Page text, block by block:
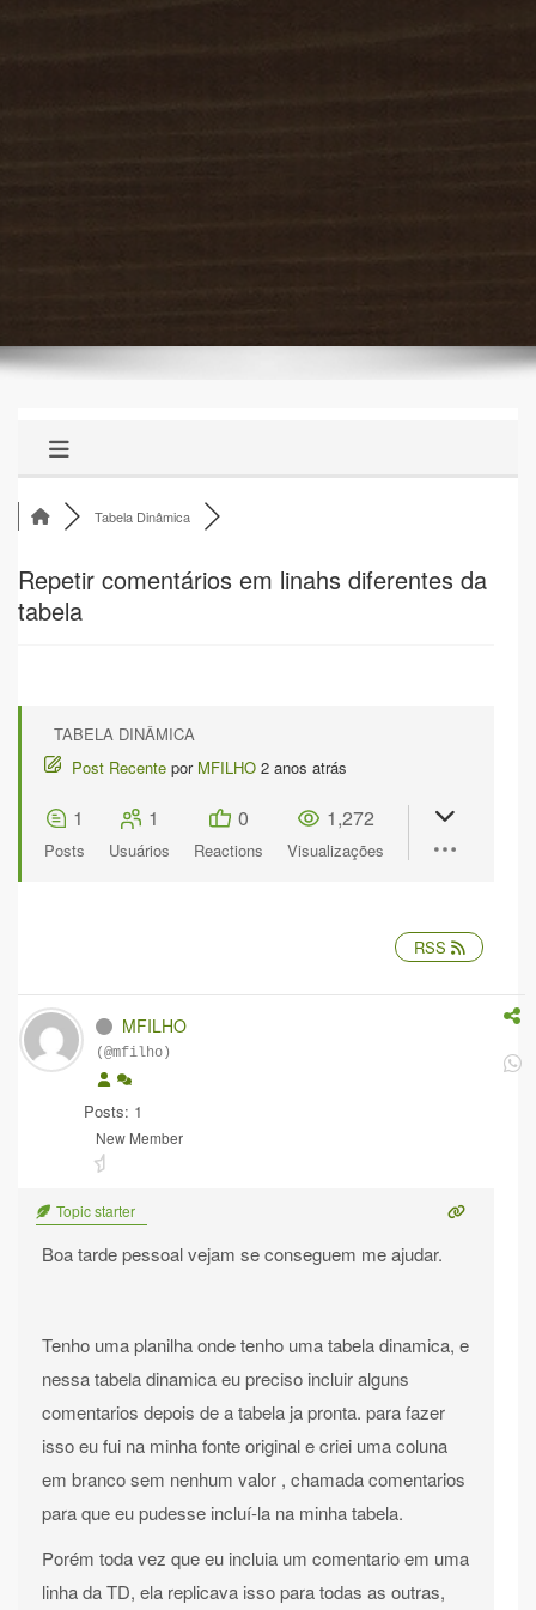
Tabela Dinâmica
Repetir comentários em linahs diferentes da
tabela
TABELA DINÂMICA
Post Recente por MFILHO 2 anos atrás
1
Posts
1
Usuários
0
Reactions
1,272
Visualizações
RSS
MFILHO
(@mfilho)
Posts: 1
New Member
Topic starter
Boa tarde pessoal vejam se conseguem me ajudar.
Tenho uma planilha onde tenho uma tabela dinamica, e
nessa tabela dinamica eu preciso incluir alguns
comentarios depois de a tabela ja pronta. para fazer
isso eu fui na minha fonte original e criei uma coluna
em branco sem nenhum valor , chamada comentarios
para que eu pudesse incluí-la na minha tabela.
Porém toda vez que eu incluia um comentario em uma
linha da TD, ela replicava isso para todas as outras,